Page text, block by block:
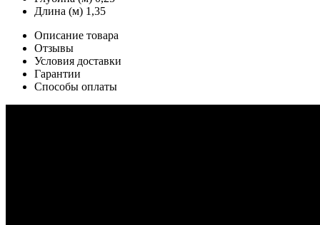
Длина (м) 1,35
Описание товара
Отзывы
Условия доставки
Гарантии
Способы оплаты